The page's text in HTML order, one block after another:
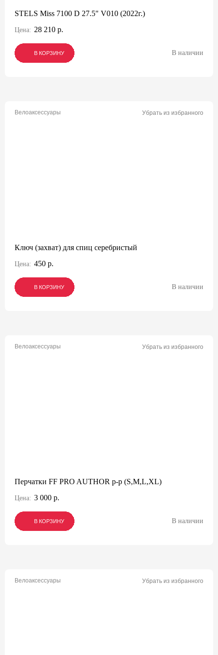
STELS Miss 7100 D 27.5" V010 (2022г.)
Цена: 28 210 р.
В КОРЗИНУ
В КОРЗИНУ
В КОРЗИНУ В наличии
Велоаксессуары Убрать из избранного
Ключ (захват) для спиц серебристый
Цена: 450 р.
В КОРЗИНУ
В КОРЗИНУ
В КОРЗИНУ В наличии
Велоаксессуары Убрать из избранного
Перчатки FF PRO AUTHOR p-p (S,M,L,XL)
Цена: 3 000 р.
В КОРЗИНУ
В КОРЗИНУ
В КОРЗИНУ В наличии
Велоаксессуары Убрать из избранного